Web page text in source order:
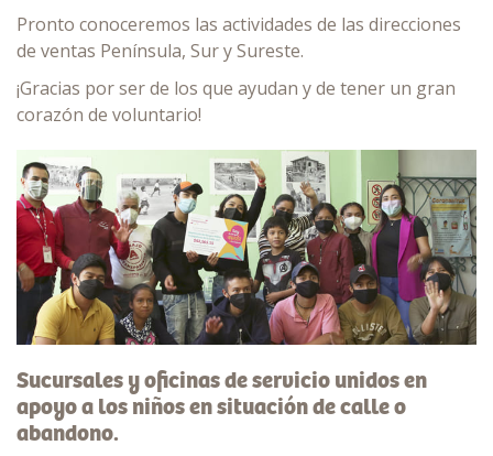
Pronto conoceremos las actividades de las direcciones
de ventas Península, Sur y Sureste.
¡Gracias por ser de los que ayudan y de tener un gran
corazón de voluntario!
Sucursales y oficinas de servicio unidos en
apoyo a los niños en situación de calle o
abandono.